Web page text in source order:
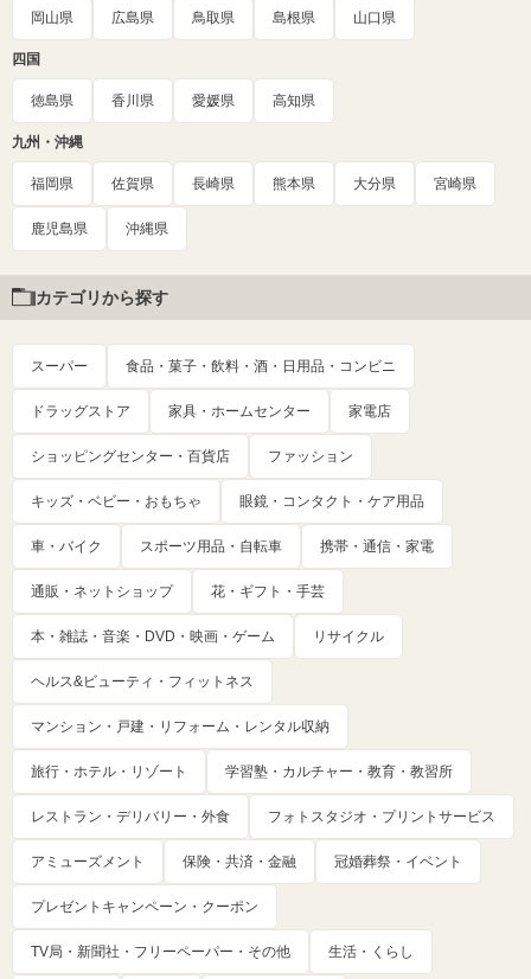
岡山県 広島県 鳥取県 島根県 山口県
四国
徳島県 香川県 愛媛県 高知県
九州・沖縄
福岡県 佐賀県 長崎県 熊本県 大分県 宮崎県
鹿児島県 沖縄県
カテゴリから探す
スーパー 食品・菓子・飲料・酒・日用品・コンビニ
ドラッグストア 家具・ホームセンター 家電店
ショッピングセンター・百貨店 ファッション
キッズ・ベビー・おもちゃ 眼鏡・コンタクト・ケア用品
車・バイク スポーツ用品・自転車 携帯・通信・家電
通販・ネットショップ 花・ギフト・手芸
本・雑誌・音楽・DVD・映画・ゲーム リサイクル
ヘルス&ビューティ・フィットネス
マンション・戸建・リフォーム・レンタル収納
旅行・ホテル・リゾート 学習塾・カルチャー・教育・教習所
レストラン・デリバリー・外食 フォトスタジオ・プリントサービス
アミューズメント 保険・共済・金融 冠婚葬祭・イベント
プレゼントキャンペーン・クーポン
TV局・新聞社・フリーペーパー・その他 生活・くらし